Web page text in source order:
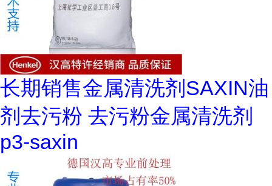
长期销售金属清洗剂SAXIN油
剂去污粉 去污粉金属清洗剂
p3-saxin